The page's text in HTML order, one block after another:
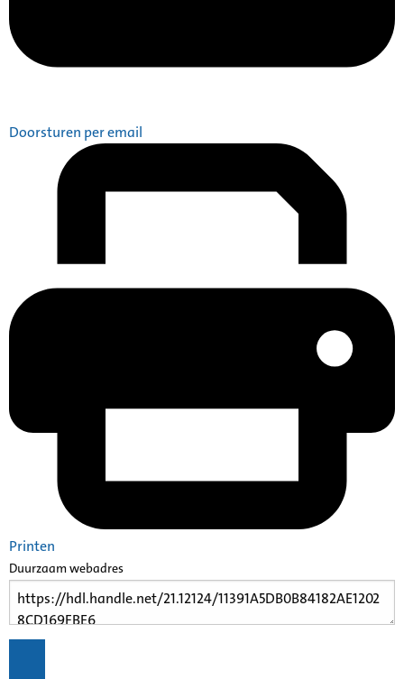
Doorsturen per email
Printen
Duurzaam webadres